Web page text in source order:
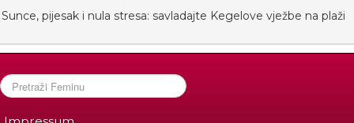
Sunce, pijesak i nula stresa: savladajte Kegelove vježbe na plaži